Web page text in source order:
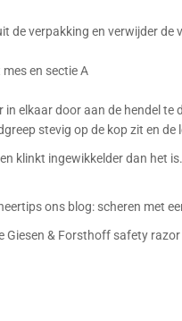
de verpakking en verwijder de
en sectie A
elkaar door aan de hendel te
stevig op de kop zit en de
klinkt ingewikkelder dan het
ons blog: scheren met
Giesen & Forsthoff safety razor